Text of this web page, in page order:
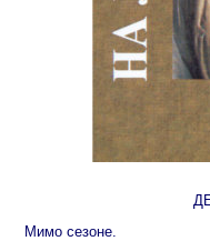
Мимо сезоне.